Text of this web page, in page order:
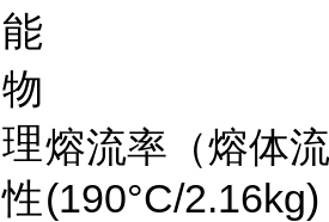
能
物
理
性
熔流率（熔体流
(190°C/2.16kg)